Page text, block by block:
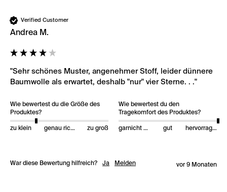
Verified Customer
Andrea M.
"Sehr schönes Muster, angenehmer Stoff, leider dünnere
Baumwolle als erwartet, deshalb "nur" vier Sterne. . ."
Wie bewertest du die Größe des
Produktes?
zu klein genau richtig zu groß
Wie bewertest du den
Tragekomfort des Produktes?
garnicht gut gut hervorragend
War diese Bewertung hilfreich? Ja Melden vor 9 Monaten